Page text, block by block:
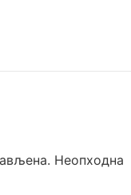
Неопходна